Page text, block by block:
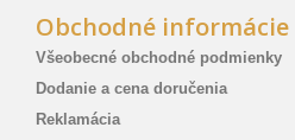
Obchodné informácie
Všeobecné obchodné podmienky
Dodanie a cena doručenia
Reklamácia